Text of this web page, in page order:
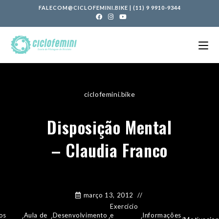
FALECOM@CICLOFEMINI.BIKE | (11) 9 9910-9344
ciclofemini.bike
Disposição Mental
– Claudia Franco
março 13, 2012
Aula de
Desenvolvimento
Exercício
e
Informações